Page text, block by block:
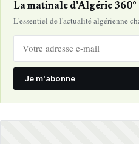
La matinale d'Algérie 360°
L'essentiel de l'actualité algérienne
Je m'abonne